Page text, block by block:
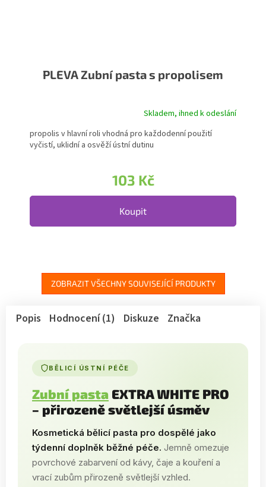
PLEVA Zubní pasta s propolisem
Průměrné hodnocení produktu je 5,0 z 5 hvězdiček.
Skladem, ihned k odeslání
103 Kč
Koupit
propolis v hlavní roli vhodná pro každodenní použití
vyčistí, uklidní a osvěží ústní dutinu
ZOBRAZIT VŠECHNY SOUVISEJÍCÍ PRODUKTY
Popis Hodnocení (1) Diskuze Značka
BĚLICÍ ÚSTNÍ PÉČE
Zubní pasta EXTRA WHITE PRO
– přirozeně světlejší úsměv
Kosmetická bělicí pasta pro dospělé jako
týdenní doplněk běžné péče. Jemně omezuje
povrchové zabarvení od kávy, čaje a kouření a
vrací zubům přirozeně světlejší vzhled.